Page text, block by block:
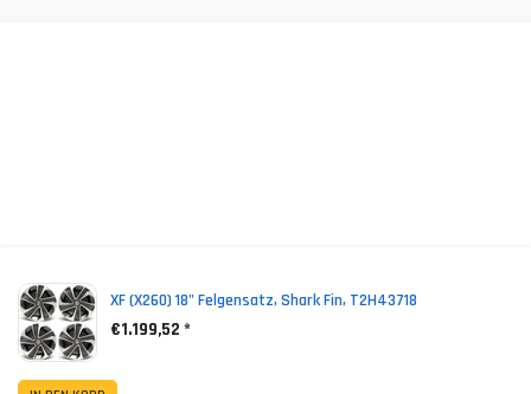
XF (X260) 18" Felgensatz, Shark Fin, T2H43718
€1.199,52 *
Abonniere jetzt unseren Newsletter und erhalte per E-